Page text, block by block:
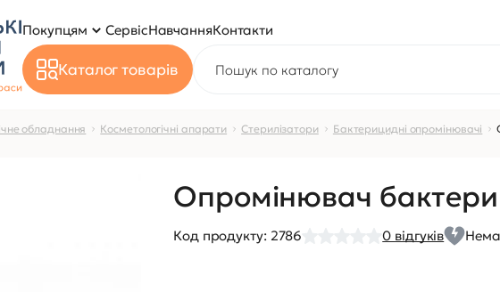
Покупцям СервісНавчанняКонтакти
Каталог товарів
обладнання Косметологічні апарати Стерилізатори Бактерицидні опромінювачі
Опромінювач
Код продукту: 2786 0 відгуків